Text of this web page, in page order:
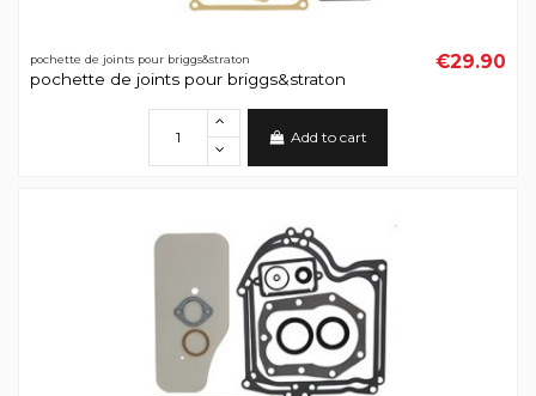
pochette de joints pour briggs&straton
pochette de joints pour briggs&straton
€29.90
Add to cart